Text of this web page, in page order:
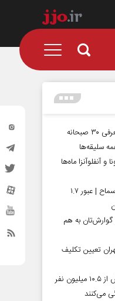
صبحانه چی درست کنم؟ معرفی ۳۰ صبحانه
سلیقه‌ها
و آنفلوآنزا ماه‌ها
ثبت‌نام ۲.۵ میلیون زائر در سماح | عبور ۱.۷
گوارش‌تان به هم
تعیین تکلیف
آمار معلولیت در ایران | بیش از ۱۰.۵ میلیون نفر
می‌کنند